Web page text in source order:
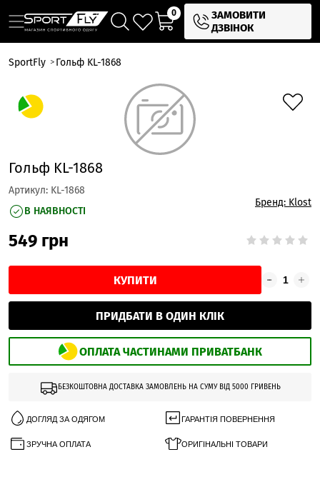
0
ЗАМОВИТИ
ДЗВІНОК
SportFly Гольф KL-1868
Гольф KL-1868
Артикул: KL-1868
В НАЯВНОСТІ
Бренд: Klost
549 грн
КУПИТИ
ПРИДБАТИ В ОДИН КЛІК
ОПЛАТА ЧАСТИНАМИ ПРИВАТБАНК
БЕЗКОШТОВНА ДОСТАВКА ЗАМОВЛЕНЬ НА СУМУ ВІД 5000 ГРИВЕНЬ
ДОГЛЯД ЗА ОДЯГОМ ГАРАНТІЯ ПОВЕРНЕННЯ
ЗРУЧНА ОПЛАТА ОРИГІНАЛЬНІ ТОВАРИ